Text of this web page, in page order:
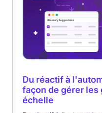
Du réactif à
façon de gérer les
échelle